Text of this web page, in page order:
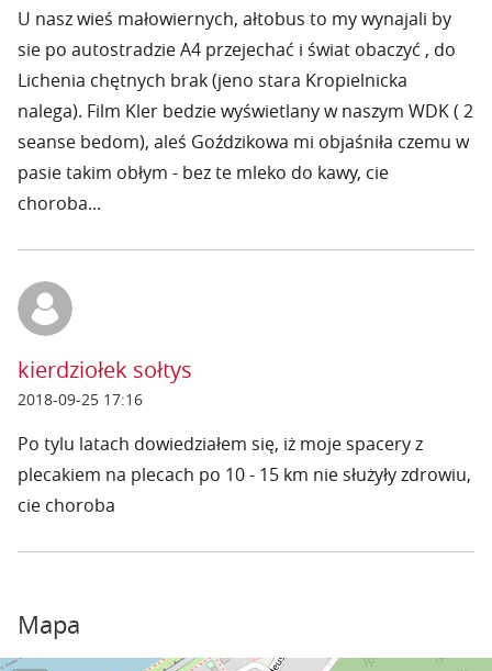
U nasz wieś małowiernych, ałtobus to my wynajali by
sie po autostradzie A4 przejechać i świat obaczyć , do
Lichenia chętnych brak (jeno stara Kropielnicka
nalega). Film Kler bedzie wyświetlany w naszym WDK ( 2
seanse bedom), aleś Goździkowa mi objaśniła czemu w
pasie takim obłym - bez te mleko do kawy, cie
choroba...
kierdziołek sołtys
2018-09-25 17:16
Po tylu latach dowiedziałem się, iż moje spacery z
plecakiem na plecach po 10 - 15 km nie służyły zdrowiu,
cie choroba
Mapa